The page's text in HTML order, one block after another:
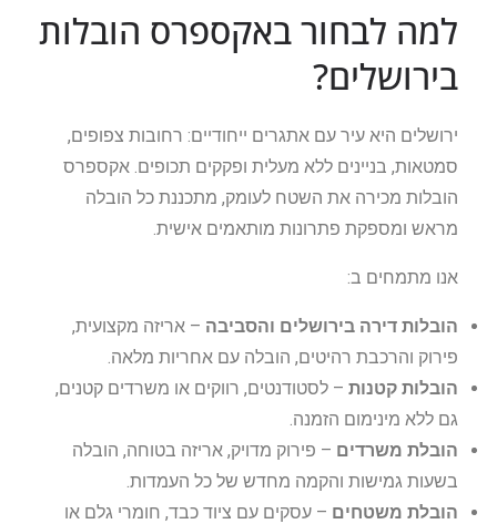
למה לבחור באקספרס הובלות
בירושלים?
ירושלים היא עיר עם אתגרים ייחודיים: רחובות צפופים,
סמטאות, בניינים ללא מעלית ופקקים תכופים. אקספרס
הובלות מכירה את השטח לעומק, מתכננת כל הובלה
מראש ומספקת פתרונות מותאמים אישית.
אנו מתמחים ב:
הובלות דירה בירושלים והסביבה – אריזה מקצועית,
פירוק והרכבת רהיטים, הובלה עם אחריות מלאה.
הובלות קטנות – לסטודנטים, רווקים או משרדים קטנים,
גם ללא מינימום הזמנה.
הובלת משרדים – פירוק מדויק, אריזה בטוחה, הובלה
בשעות גמישות והקמה מחדש של כל העמדות.
הובלת משטחים – עסקים עם ציוד כבד, חומרי גלם או